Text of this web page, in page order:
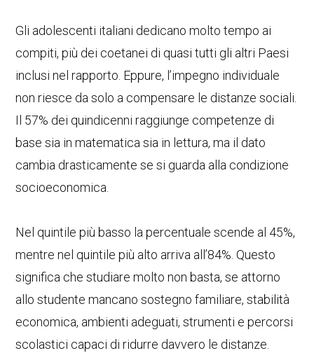
Gli adolescenti italiani dedicano molto tempo ai
compiti, più dei coetanei di quasi tutti gli altri Paesi
inclusi nel rapporto. Eppure, l’impegno individuale
non riesce da solo a compensare le distanze sociali.
Il 57% dei quindicenni raggiunge competenze di
base sia in matematica sia in lettura, ma il dato
cambia drasticamente se si guarda alla condizione
socioeconomica.
Nel quintile più basso la percentuale scende al 45%,
mentre nel quintile più alto arriva all’84%. Questo
significa che studiare molto non basta, se attorno
allo studente mancano sostegno familiare, stabilità
economica, ambienti adeguati, strumenti e percorsi
scolastici capaci di ridurre davvero le distanze.